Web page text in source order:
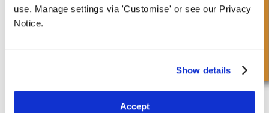
use. Manage settings via 'Customise' or see our Privacy
Notice.
Show details
Accept
Binnenmaat
Buitenmaat
0.14 inch
-
Snel onderzoek